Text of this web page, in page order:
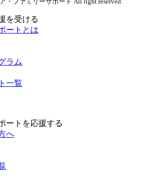
を受ける
ートとは
ラム
一覧
ートを応援する
へ